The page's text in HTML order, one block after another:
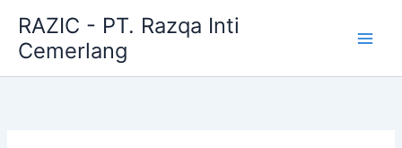
content
RAZIC - PT. Razqa Inti
Cemerlang